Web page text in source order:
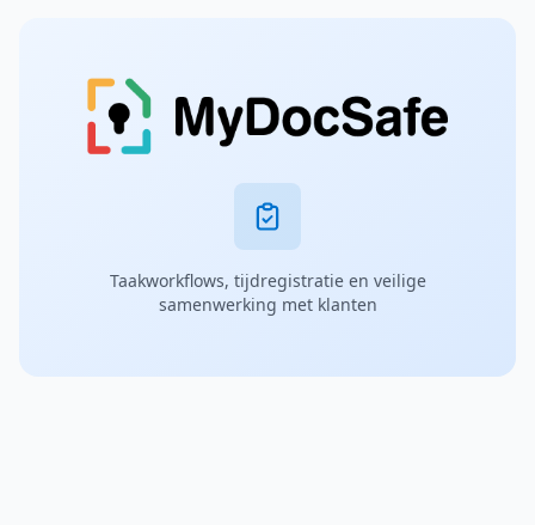
Taakworkflows, tijdregistratie en veilige
samenwerking met klanten